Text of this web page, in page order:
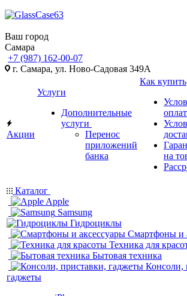
Ваш город
Самара
+7 (987) 162-00-07
г. Самара, ул. Ново-Садовая 349А
Акции
Услуги
Дополнительные
услуги
Перенос
приложений
банка
Как купить
на
Каталог
Apple
Samsung
Гидроциклы
Смартфоны и
Техника для
Бытовая техника
Консоли,
гаджеты